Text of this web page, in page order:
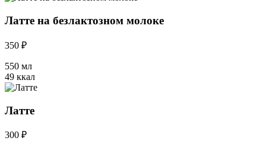
Латте на безлактозном молоке
350 ₽
550 мл
49 ккал
Латте
300 ₽